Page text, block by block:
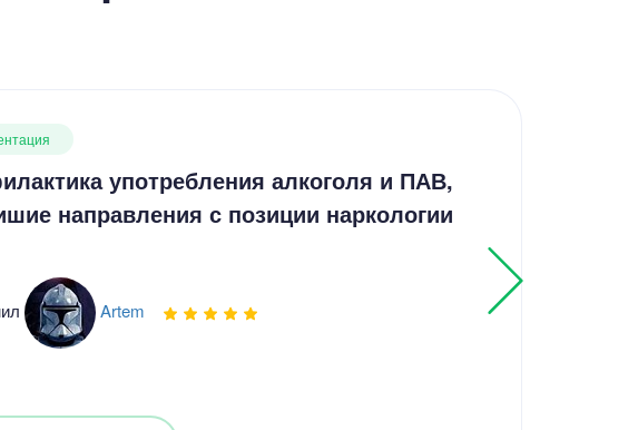
употребления алкоголя и ПАВ,
направления с позиции наркологии
Artem